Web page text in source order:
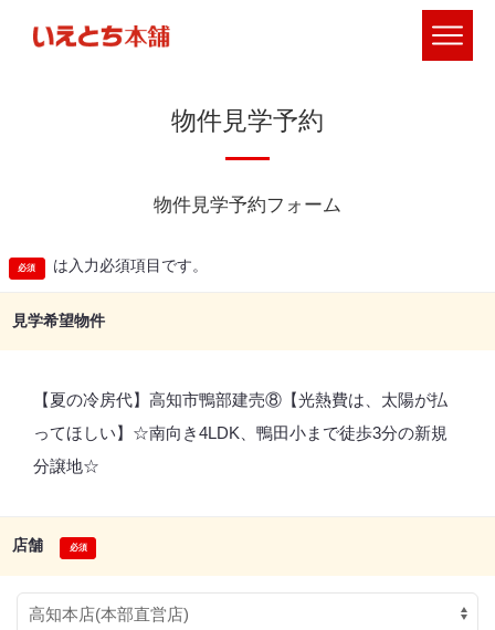
物件見学予約
物件見学予約フォーム
は入力必須項目です。
見学希望物件
【夏の冷房代】高知市鴨部建売⑧【光熱費は、太陽が払
ってほしい】☆南向き4LDK、鴨田小まで徒歩3分の新規
分譲地☆
店舗